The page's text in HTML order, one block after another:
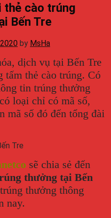
thẻ cào trúng
Bến Tre
by MsHa
dịch vụ tại Bến Tre
tấm thẻ cào trúng. Có
tin trúng thưởng
loại chỉ có mã số,
mã số đó đến tổng đài
sẽ chia sẻ đến
thưởng tại Bến
thưởng thông
nay.